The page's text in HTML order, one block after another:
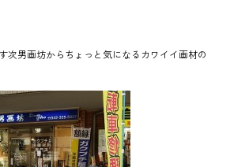
次男画坊からちょっと気になるカワイイ画材の